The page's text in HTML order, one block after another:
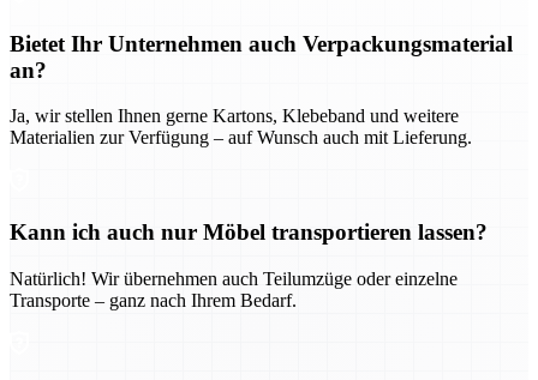
Bietet Ihr Unternehmen auch Verpackungsmaterial
an?
Ja, wir stellen Ihnen gerne Kartons, Klebeband und weitere
Materialien zur Verfügung – auf Wunsch auch mit Lieferung.
Kann ich auch nur Möbel transportieren lassen?
Natürlich! Wir übernehmen auch Teilumzüge oder einzelne
Transporte – ganz nach Ihrem Bedarf.